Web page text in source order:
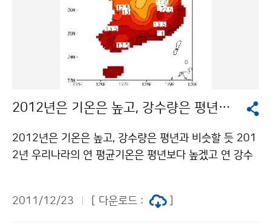
지재단과 공동으로 ´사랑의 김장나눔´행사를 열고, 기상
청 구내식당에서 1천포기의 김장을 담아 동작구내 315
개 불우이웃 가정에 전달하는 나눔행사를 가졌습니다. 또
한, 국제사회에서 적극적인 기상외교를 추진하고 있는 기
상청은 일본 대지진 피해지역에 구호성금을 전했으며, ´사
총 3,600여 벌의 옷을 수집해 에티오피아에 전달했습니
국민과 함께하는 기상청이 되기 위해 더욱 노력하겠습니
다. 기상청 이(가) 창작한 따뜻한 겨울, 사랑을 나누는 기
건에 따라 이용 할 수 있습니다.
2012년은 기온은 높고, 강수량은 평년과 비슷할 듯
2012년은 기온은 높고, 강수량은 평년과 비슷할 듯 201
2년 우리나라의 연 평균기온은 평년보다 높겠고 연 강수
니뇨 감시구역(5°S-5°N, 170°W-120°W)의 해수면온도
2011/12/23 [ 다운로드 :